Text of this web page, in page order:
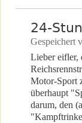
24-
Gespeichert
Lieber eifler,
Motor-Sport
überhaupt
darum, den